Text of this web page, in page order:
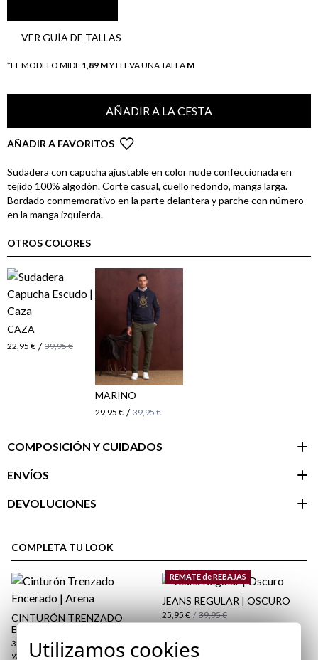
VER GUÍA DE TALLAS
*EL MODELO MIDE 1,89 MY LLEVA UNA TALLA M
AÑADIR A LA CESTA
AÑADIR A FAVORITOS
Sudadera con capucha ajustable en color nude confeccionada en
tejido 100% algodón. Corte casual, cuello redondo, manga larga.
Bordado conmemorativo en la parte delantera y parche con número
en la manga izquierda.
OTROS COLORES
CAZA
22,95 € / 39,95 €
MARINO
29,95 € / 39,95 €
COMPOSICIÓN Y CUIDADOS
ENVÍOS
DEVOLUCIONES
cliente
COMPLETA TU LOOK
CINTURÓN TRENZADO
ENCERADO | ARENA
39,95 €
90 95 100 105 110
REMATE de REBAJAS
JEANS REGULAR | OSCURO
25,95 € / 39,95 €
Utilizamos cookies